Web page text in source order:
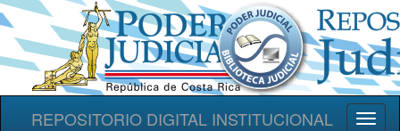
REPOSITORIO DIGITAL INSTITUCIONAL